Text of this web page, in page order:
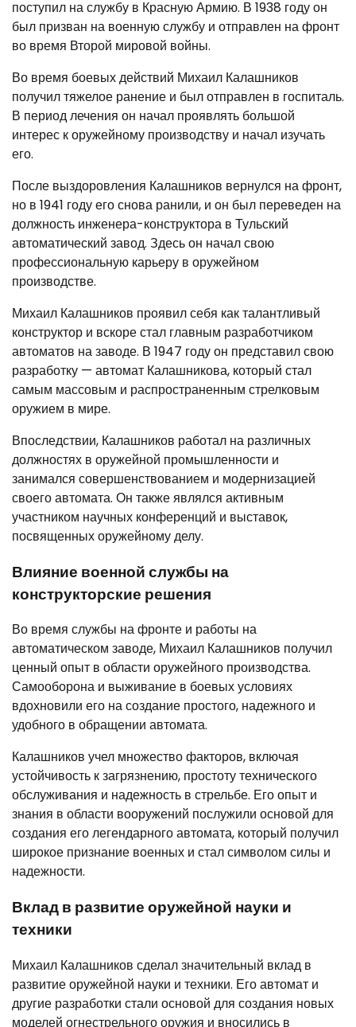
поступил на службу в Красную Армию. В 1938 году он
был призван на военную службу и отправлен на фронт
во время Второй мировой войны.
Во время боевых действий Михаил Калашников
получил тяжелое ранение и был отправлен в госпиталь.
В период лечения он начал проявлять большой
интерес к оружейному производству и начал изучать
его.
После выздоровления Калашников вернулся на фронт,
но в 1941 году его снова ранили, и он был переведен на
должность инженера-конструктора в Тульский
автоматический завод. Здесь он начал свою
профессиональную карьеру в оружейном
производстве.
Михаил Калашников проявил себя как талантливый
конструктор и вскоре стал главным разработчиком
автоматов на заводе. В 1947 году он представил свою
разработку — автомат Калашникова, который стал
самым массовым и распространенным стрелковым
оружием в мире.
Впоследствии, Калашников работал на различных
должностях в оружейной промышленности и
занимался совершенствованием и модернизацией
своего автомата. Он также являлся активным
участником научных конференций и выставок,
посвященных оружейному делу.
Влияние военной службы на
конструкторские решения
Во время службы на фронте и работы на
автоматическом заводе, Михаил Калашников получил
ценный опыт в области оружейного производства.
Самооборона и выживание в боевых условиях
вдохновили его на создание простого, надежного и
удобного в обращении автомата.
Калашников учел множество факторов, включая
устойчивость к загрязнению, простоту технического
обслуживания и надежность в стрельбе. Его опыт и
знания в области вооружений послужили основой для
создания его легендарного автомата, который получил
широкое признание военных и стал символом силы и
надежности.
Вклад в развитие оружейной науки и
техники
Михаил Калашников сделал значительный вклад в
развитие оружейной науки и техники. Его автомат и
другие разработки стали основой для создания новых
моделей огнестрельного оружия и вносились в